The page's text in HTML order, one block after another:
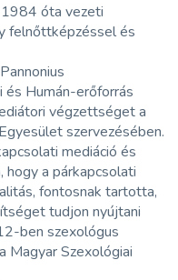
óta vezeti
felnőttképzéssel és
Humán-erőforrás
végzettséget a
szervezésében.
mediáció és
hogy a párkapcsolati
fontosnak tartotta,
tudjon nyújtani
ben szexológus
Magyar Szexológiai